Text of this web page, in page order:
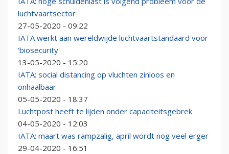
luchtvaartsector
27-05-2020 - 09:22
IATA werkt aan wereldwijde luchtvaartstandaard voor
'biosecurity'
13-05-2020 - 15:20
IATA: social distancing op vluchten zinloos en
onhaalbaar
05-05-2020 - 18:37
Luchtpost heeft te lijden onder capaciteitsgebrek
04-05-2020 - 12:03
IATA: maart was rampzalig, april wordt nog veel erger
29-04-2020 - 16:51